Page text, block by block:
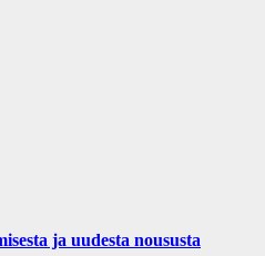
ja uudesta noususta